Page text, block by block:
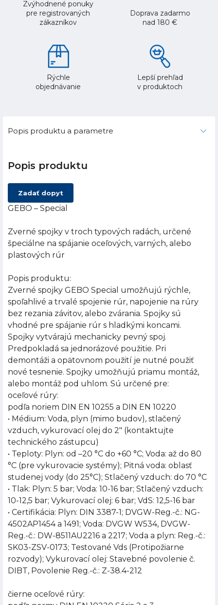
Zvýhodnené ponuky
pre registrovaných
zákazníkov
Doprava zadarmo
nad 180 €
Rýchle
objednávanie
Lepší prehľad
v produktoch
Popis produktu a parametre
Popis produktu
Zadať dopyt
GEBO – Special
Zverné spojky v troch typových radách, určené
špeciálne na spájanie oceľových, varných, alebo
plastových rúr
Popis produktu:
Zverné spojky GEBO Special umožňujú rýchle,
spoľahlivé a trvalé spojenie rúr, napojenie na rúry
bez rezania závitov, alebo zvárania. Spojky sú
vhodné pre spájanie rúr s hladkými koncami.
Spojky vytvárajú mechanicky pevný spoj.
Predpokladá sa jednorázové použitie. Pri
demontáži a opätovnom použití je nutné použiť
nové tesnenie. Spojky umožňujú priamu montáž,
alebo montáž pod uhlom. Sú určené pre:
oceľové rúry:
podľa noriem DIN EN 10255 a DIN EN 10220
• Médium: Voda, plyn (mimo budov), stlačený
vzduch, vykurovací olej do 2" (kontaktujte
technického zástupcu)
• Teploty: Plyn: od –20 °C do +60 °C; Voda: až do 80
°C (pre vykurovacie systémy); Pitná voda: oblasť
studenej vody (do 25°C); Stlačený vzduch: do 70 °C
• Tlak: Plyn: 5 bar; Voda: 10-16 bar; Stlačený vzduch:
10-12,5 bar; Vykurovací olej: 6 bar; VdS: 12,5-16 bar
• Certifikácia: Plyn: DIN 3387-1; DVGW-Reg.-č.: NG-
4502AP1454 a 1491; Voda: DVGW W534, DVGW-
Reg.-č.: DW-8511AU2216 a 2217; Voda a plyn: Reg.-č.:
SK03-ZSV-0173; Testované Vds (Protipožiarne
rozvody); Vykurovací olej: Stavebné povolenie č.
DIBT, Povolenie Reg.-č.: Z-38.4-212
čierne oceľové rúry: